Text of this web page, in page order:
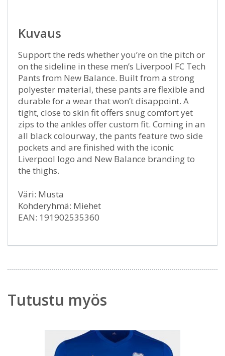
Kuvaus
Support the reds whether you’re on the pitch or
on the sideline in these men’s Liverpool FC Tech
Pants from New Balance. Built from a strong
polyester material, these pants are flexible and
durable for a wear that won’t disappoint. A
tight, close to skin fit offers snug comfort yet
zips to the ankles offer custom fit. Coming in an
all black colourway, the pants feature two side
pockets and are finished with the iconic
Liverpool logo and New Balance branding to
the thighs.
Väri: Musta
Kohderyhmä: Miehet
EAN: 191902535360
Tutustu myös